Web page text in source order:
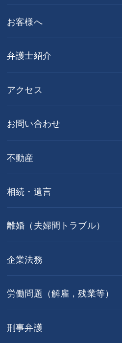
お客様へ
弁護士紹介
アクセス
お問い合わせ
不動産
相続・遺言
離婚（夫婦間トラブル）
企業法務
労働問題（解雇，残業等）
刑事弁護